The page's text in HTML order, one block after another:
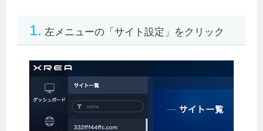
1. 左メニューの「サイト設定」をクリック